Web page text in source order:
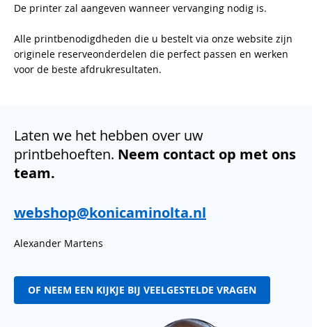
De printer zal aangeven wanneer vervanging nodig is.
Alle printbenodigdheden die u bestelt via onze website zijn
originele reserveonderdelen die perfect passen en werken
voor de beste afdrukresultaten.
Laten we het hebben over uw
printbehoeften. Neem contact op met ons
team.
webshop@konicaminolta.nl
Alexander Martens
OF NEEM EEN KIJKJE BIJ VEELGESTELDE VRAGEN